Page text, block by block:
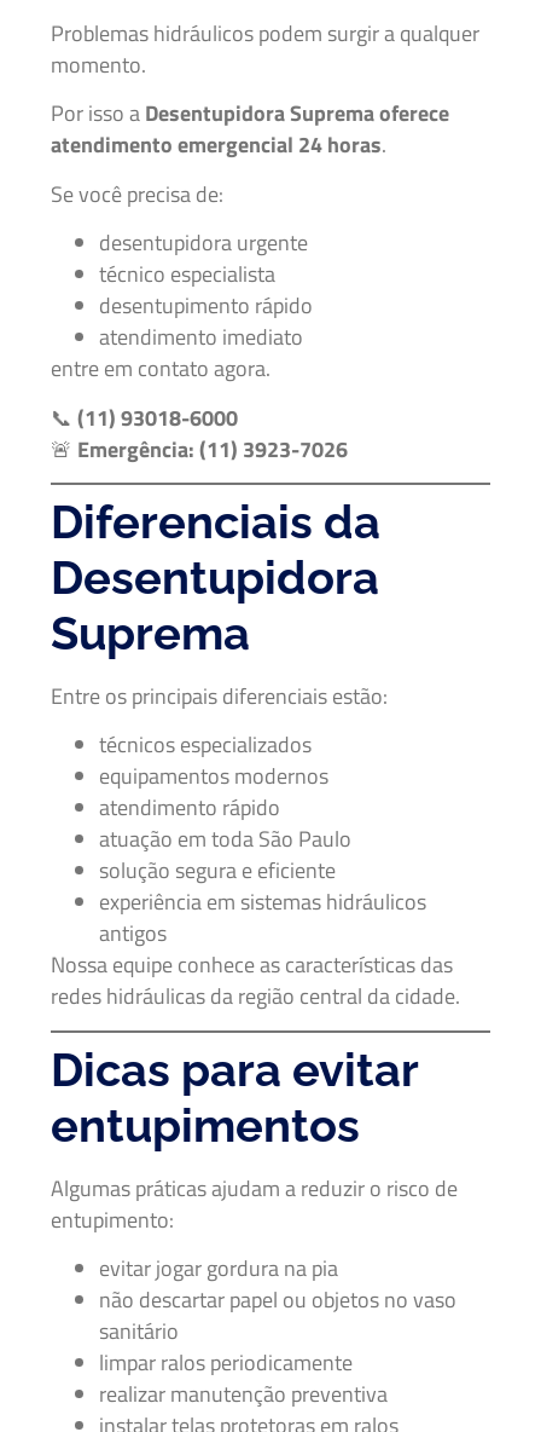
Problemas hidráulicos podem surgir a qualquer
momento.
Por isso aDesentupidora Suprema oferece
atendimento emergencial 24 horas.
Se você precisa de:
desentupidora urgente
técnico especialista
desentupimento rápido
atendimento imediato
entre em contato agora.
📞(11) 93018-6000
🚨 Emergência: (11) 3923-7026
Diferenciais da
Desentupidora
Suprema
Entre os principais diferenciais estão:
técnicos especializados
equipamentos modernos
atendimento rápido
atuação em toda São Paulo
solução segura e eficiente
experiência em sistemas hidráulicos
antigos
Nossa equipe conhece as características das
redes hidráulicas da região central da cidade.
Dicas para evitar
entupimentos
Algumas práticas ajudam a reduzir o risco de
entupimento:
evitar jogar gordura na pia
não descartar papel ou objetos no vaso
sanitário
limpar ralos periodicamente
realizar manutenção preventiva